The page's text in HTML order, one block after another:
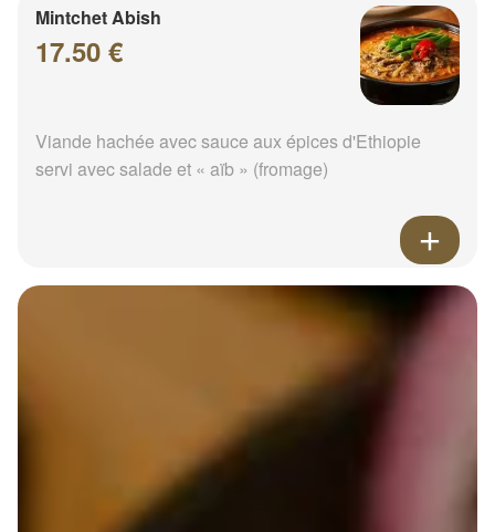
Mintchet Abish
17.50 €
Viande hachée avec sauce aux épices d'Ethiopie
servi avec salade et « aïb » (fromage)